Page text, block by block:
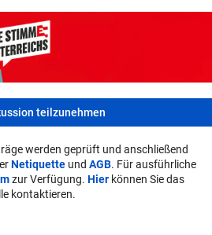
teilzunehmen
werden geprüft und anschließend
Netiquette und AGB. Für ausführliche
zur Verfügung. Hier können Sie das
kontaktieren.